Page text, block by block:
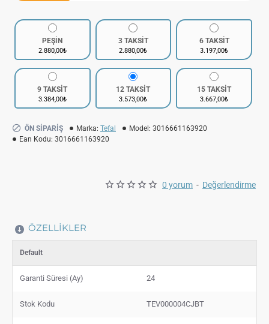
0 yorum - Değerlendirme
PEŞİN
2.880,00₺
3 TAKSİT
2.880,00₺
6 TAKSİT
3.197,00₺
9 TAKSİT
3.384,00₺
12 TAKSİT
3.573,00₺
15 TAKSİT
3.667,00₺
ÖN SIPARIŞ Marka: Tefal Model: 3016661163920
Ean Kodu: 3016661163920
ÖZELLIKLER
Default
Garanti Süresi (Ay) 24
Stok Kodu TEV000004CJBT